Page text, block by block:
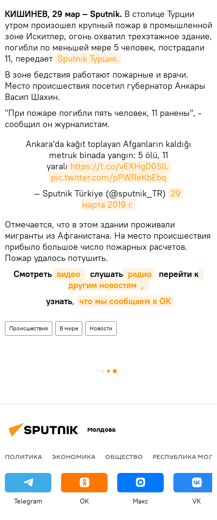
КИШИНЕВ, 29 мар – Sputnik. В столице Турции
утром произошел крупный пожар в промышленной
зоне Искитлер, огонь охватил трехэтажное здание,
погибли по меньшей мере 5 человек, пострадали
11, передает Sputnik Турция.
В зоне бедствия работают пожарные и врачи.
Место происшествия посетил губернатор Анкары
Васип Шахин.
"При пожаре погибли пять человек, 11 ранены", -
сообщил он журналистам.
Ankara'da kağıt toplayan Afganların kaldığı
metruk binada yangın: 5 ölü, 11
yaralı https://t.co/vEXHgD0SlL
pic.twitter.com/pPWReKbEbq
— Sputnik Türkiye (@sputnik_TR) 29
марта 2019 г.
Отмечается, что в этом здании проживали
мигранты из Афганистана. На место происшествия
прибыло большое число пожарных расчетов.
Пожар удалось потушить.
Смотреть видео слушать радио
перейти к
другим новостям  ,
узнать, что мы сообщаем в OK
Происшествия В мире Новости
Молдова
ПОЛИТИКА ЭКОНОМИКА ОБЩЕСТВО РЕСПУБЛИКА
Telegram OK Макс VK